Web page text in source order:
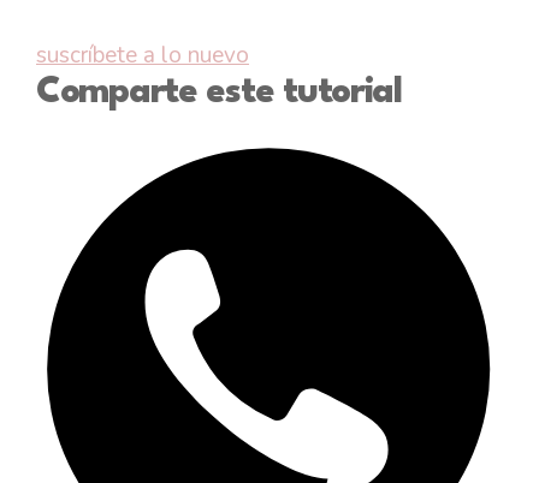
suscríbete a lo nuevo
Comparte este tutorial